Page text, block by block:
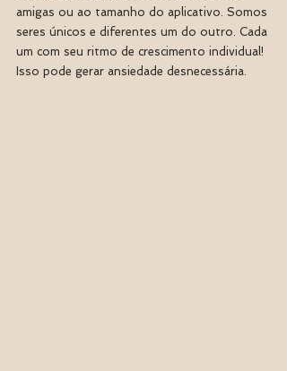
amigas ou ao tamanho do aplicativo. Somos
seres únicos e diferentes um do outro. Cada
um com seu ritmo de crescimento individual!
Isso pode gerar ansiedade desnecessária.